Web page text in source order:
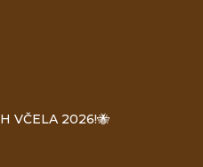
VČELA 2026!🐝